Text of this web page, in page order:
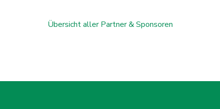
Übersicht aller Partner & Sponsoren